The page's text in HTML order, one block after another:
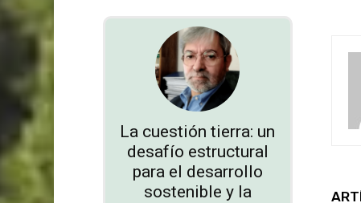
La cuestión tierra: un
desafío estructural
para el desarrollo
sostenible y la